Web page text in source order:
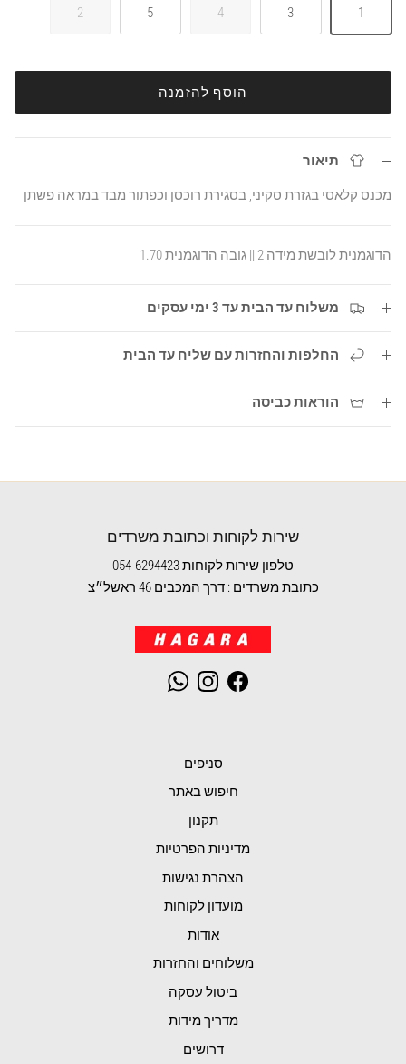
1
3
4
5
2
הוסף להזמנה
תיאור
מכנס קלאסי בגזרת סקיני, בסגירת רוכסן וכפתור מבד במראה פשתן
הדוגמנית לובשת מידה 2 || גובה הדוגמנית 1.70
משלוח עד הבית עד 3 ימי עסקים
החלפות והחזרות עם שליח עד הבית
הוראות כביסה
שירות לקוחות וכתובת משרדים
טלפון שירות לקוחות 054-6294423
כתובת משרדים : דרך המכבים 46 ראשל״צ
Facebook
Instagram
WhatsApp
סניפים
חיפוש באתר
תקנון
מדיניות הפרטיות
הצהרת נגישות
מועדון לקוחות
אודות
משלוחים והחזרות
ביטול עסקה
מדריך מידות
דרושים